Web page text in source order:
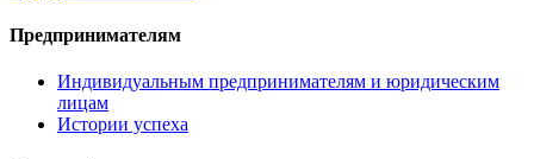
Предпринимателям
Индивидуальным предпринимателям и юридическим
лицам
Истории успеха